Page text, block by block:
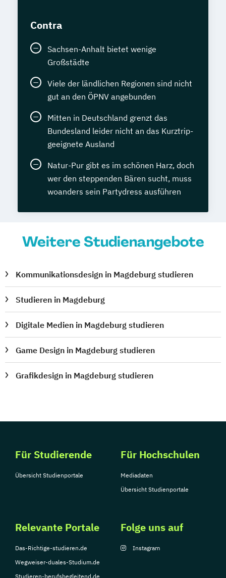
Contra
Sachsen-Anhalt bietet wenige
Großstädte
Viele der ländlichen Regionen sind nicht
gut an den ÖPNV angebunden
Mitten in Deutschland grenzt das
Bundesland leider nicht an das Kurztrip-
geeignete Ausland
Natur-Pur gibt es im schönen Harz, doch
wer den steppenden Bären sucht, muss
woanders sein Partydress ausführen
Weitere Studienangebote
Kommunikationsdesign in Magdeburg studieren
Studieren in Magdeburg
Digitale Medien in Magdeburg studieren
Game Design in Magdeburg studieren
Grafikdesign in Magdeburg studieren
Für Studierende
Übersicht Studienportale
Für Hochschulen
Mediadaten
Übersicht Studienportale
Relevante Portale
Das-Richtige-studieren.de
Wegweiser-duales-Studium.de
Studieren-berufsbegleitend.de
Folge uns auf
Instagram